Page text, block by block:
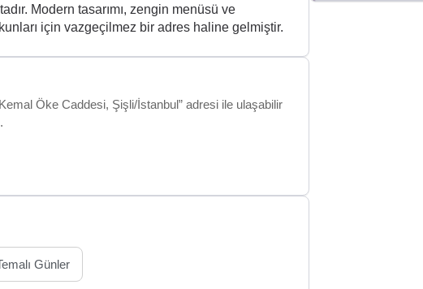
Modern tasarımı, zengin menüsü ve
için vazgeçilmez bir adres haline gelmiştir.
Öke Caddesi, Şişli/İstanbul” adresi ile ulaşabilir
Günler